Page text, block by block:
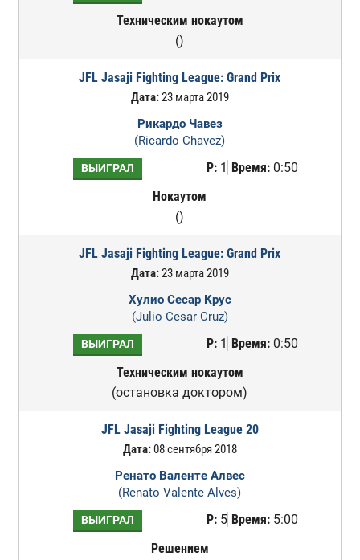
Техническим нокаутом
()
JFL Jasaji Fighting League: Grand Prix
Дата:23 марта 2019
Рикардо Чавез
(Ricardo Chavez)
ВЫИГРАЛ Р:1 Время:0:50
Нокаутом
()
JFL Jasaji Fighting League: Grand Prix
Дата:23 марта 2019
Хулио Сесар Крус
(Julio Cesar Cruz)
ВЫИГРАЛ Р:1 Время:0:50
Техническим нокаутом
(остановка доктором)
JFL Jasaji Fighting League 20
Дата:08 сентября 2018
Ренато Валенте Алвес
(Renato Valente Alves)
ВЫИГРАЛ Р:5 Время:5:00
Решением